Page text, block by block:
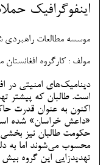
اینفوگرافیک
موسسه مطالعات راهبردی شرق , 13 آذر 1404
مولف : کارگروه
است. طالبان که پیشتر
اکنون به عنوان قدرت
«داعش خراسان» شده
حکومت طالبان نیز بخشی
محسوب می‌شوند اما به
تهدیدزایی این گروه